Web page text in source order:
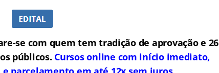
se com quem tem tradição de aprovação e 26
públicos. Cursos online com início imediato,